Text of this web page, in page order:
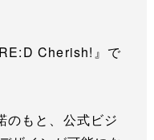
Cherish!』で
のもと、公式ビジ